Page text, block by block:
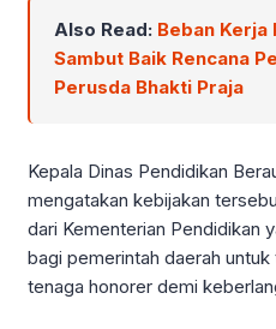
Also Read: Beban
Sambut Baik Rencana
Perusda Bhakti Praja
Kepala Dinas Pendidikan
mengatakan kebijakan
dari Kementerian Pendidikan
bagi pemerintah daerah
tenaga honorer demi